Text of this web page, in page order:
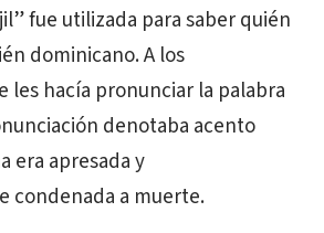
fue utilizada para saber quién
dominicano. A los
les hacía pronunciar la palabra
denotaba acento
era apresada y
condenada a muerte.